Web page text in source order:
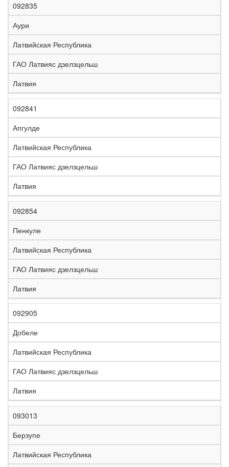
К
о
д
Н
а
з
в
а
н
и
е
т
а
н
а
е
е
з
н
а
я
о
о
а
е
и
н
092835
Аури
Латвийская Республика
ГАО Латвияс дзелзцельш
Латвия
092841
Апгулде
Латвийская Республика
ГАО Латвияс дзелзцельш
Латвия
092854
Пенкуле
Латвийская Республика
ГАО Латвияс дзелзцельш
Латвия
092905
Добеле
Латвийская Республика
ГАО Латвияс дзелзцельш
Латвия
093013
Берзупе
Латвийская Республика